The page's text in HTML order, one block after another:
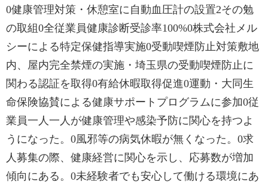
0健康管理対策・休憩室に自動血圧計の設置2その勉
の取組0全従業員健康診断受診率100%0株式会社メル
シーによる特定保健指導実施0受動喫煙防止対策敷地
内、屋内完全禁煙の実施・埼玉県の受動喫煙防止に
関わる認証を取得0有給休暇取得促進0運動・大同生
命保険協賛による健康サポートプログラムに参加0従
業員一人一人が健康管理や感染予防に関心を持つよ
うになった。0風邪等の病気休暇が無くなった。0求
人募集の際、健康経営に関心を示し、応募数が増加
傾向にある。0未経験者でも安心して働ける環境にあ